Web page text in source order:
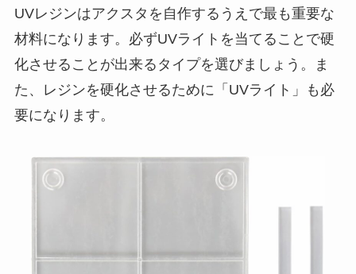
UVレジンはアクスタを自作するうえで最も重要な
材料になります。必ずUVライトを当てることで硬
化させることが出来るタイプを選びましょう。ま
た、レジンを硬化させるために「UVライト」も必
要になります。